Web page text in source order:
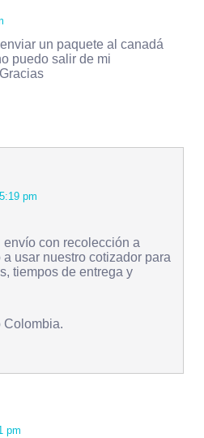
un paquete al canadá
puedo salir de mi
pm
con recolección a
usar nuestro cotizador para
tiempos de entrega y
Colombia.
pm